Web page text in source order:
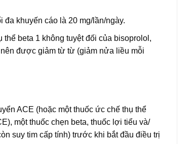
đa khuyến cáo là 20 mg/lần/ngày.
beta 1 không tuyệt đối của bisoprolol,
được giảm từ từ (giảm nửa liều mỗi
ACE (hoặc một thuốc ức chế thụ thể
một thuốc chẹn beta, thuốc lợi tiểu và/
suy tim cấp tính) trước khi bắt đầu điều trị